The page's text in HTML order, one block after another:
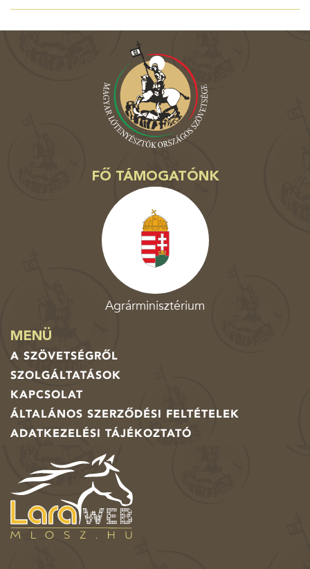
FŐ TÁMOGATÓNK
Agrárminisztérium
MENÜ
A SZÖVETSÉGRŐL
SZOLGÁLTATÁSOK
KAPCSOLAT
ÁLTALÁNOS SZERZŐDÉSI FELTÉTELEK
ADATKEZELÉSI TÁJÉKOZTATÓ